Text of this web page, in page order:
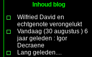
Inhoud blog
Wilfried David en
echtgenote verongelukt
Vandaag (30 augustus ) 6
jaar geleden : Igor
Decraene
Lang geleden....